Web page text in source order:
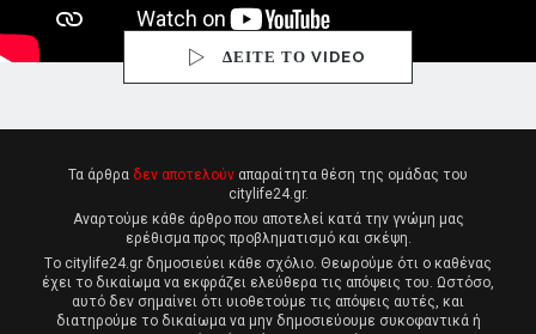
ΔΕΙΤΕ ΤΟ VIDEO
Τα άρθρα δεν αποτελούν απαραίτητα θέση της ομάδας του
citylife24.gr.
Αναρτούμε κάθε άρθρο που αποτελεί κατά την γνώμη μας
ερέθισμα προς προβληματισμό και σκέψη.
Tο citylife24.gr δημοσιεύει κάθε σχόλιο. Θεωρούμε ότι ο καθένας
έχει το δικαίωμα να εκφράζει ελεύθερα τις απόψεις του. Ωστόσο,
αυτό δεν σημαίνει ότι υιοθετούμε τις απόψεις αυτές, και
διατηρούμε το δικαίωμα να μην δημοσιεύουμε συκοφαντικά ή